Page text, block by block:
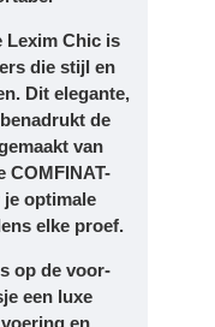
Lexim Chic is
die stijl en
Dit elegante,
de
van
COMFINAT-
optimale
elke proef.
op de voor-
een luxe
en